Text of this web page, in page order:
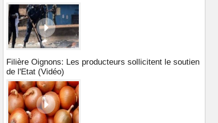
Filière Oignons: Les producteurs sollicitent le soutien
de l'Etat (Vidéo)